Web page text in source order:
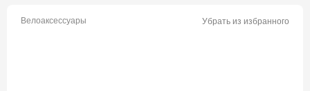
Велоаксессуары Убрать из избранного